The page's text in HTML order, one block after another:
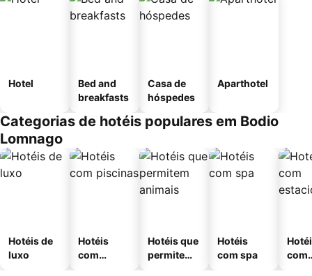
Hotel
Bed and
breakfasts
Casa de
hóspedes
Aparthotel
Categorias de hotéis populares em Bodio
Lomnago
Hotéis de
luxo
Hotéis
com
Hotéis que
permitem
Hotéis
com spa
com